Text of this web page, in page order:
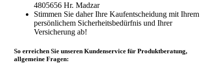
4805656 Hr. Madzar
Stimmen Sie daher Ihre Kaufentscheidung mit Ihrem
persönlichem Sicherheitsbedürfnis und Ihrer
Versicherung ab!
So erreichen Sie unseren Kundenservice für Produktberatung,
allgemeine Fragen: